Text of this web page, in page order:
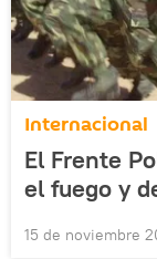
Internacional
El Frente
el fuego y
15 de noviembre